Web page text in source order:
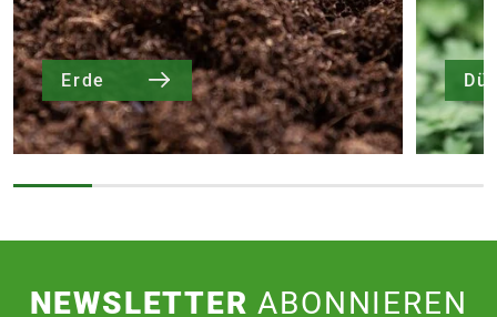
Erde
NEWSLETTERABONNIEREN